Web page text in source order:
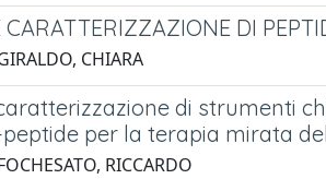
CARATTERIZZAZIONE DI
CHIARA
di strumenti
per la terapia mirata
RICCARDO